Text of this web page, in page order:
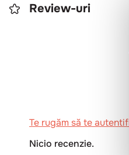
Review-uri
Te rugăm să te
Nicio recenzie.